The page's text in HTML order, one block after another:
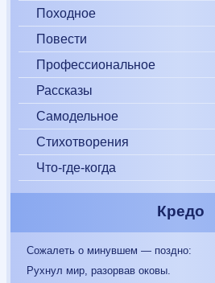
Походное
Повести
Профессиональное
Рассказы
Самодельное
Стихотворения
Что-где-когда
Кредо
Сожалеть о минувшем — поздно:
Рухнул мир, разорвав оковы.